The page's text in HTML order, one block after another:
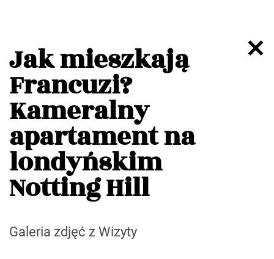
Jak mieszkają
Francuzi?
Kameralny
apartament na
londyńskim
Notting Hill
Galeria zdjęć z Wizyty